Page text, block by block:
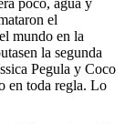
poco, agua y
el
mundo en la
la segunda
Pegula y Coco
en toda regla. Lo